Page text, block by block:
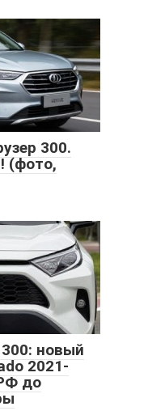
300.
(фото,
новый
2021-
до